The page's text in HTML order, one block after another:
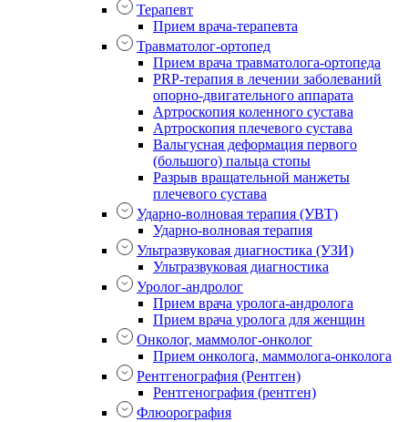
Терапевт
Прием врача-терапевта
Травматолог-ортопед
Прием врача травматолога-ортопеда
PRP-терапия в лечении заболеваний
опорно-двигательного аппарата
Артроскопия коленного сустава
Артроскопия плечевого сустава
Вальгусная деформация первого
(большого) пальца стопы
Разрыв вращательной манжеты
плечевого сустава
Ударно-волновая терапия (УВТ)
Ударно-волновая терапия
Ультразвуковая диагностика (УЗИ)
Ультразвуковая диагностика
Уролог-андролог
Прием врача уролога-андролога
Прием врача уролога для женщин
Онколог, маммолог-онколог
Прием онколога, маммолога-онколога
Рентгенография (Рентген)
Рентгенография (рентген)
Флюорография